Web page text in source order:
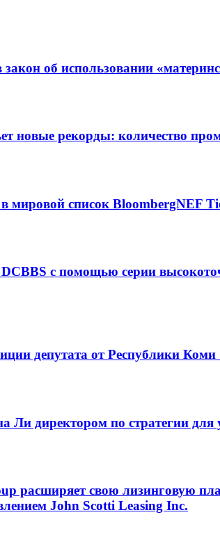
об использовании
новые рекорды: количество
мировой список BloombergNEF
с помощью серии
депутата от Республики
Ли директором по стратегии
расширяет свою лизинговую
John Scotti Leasing Inc.